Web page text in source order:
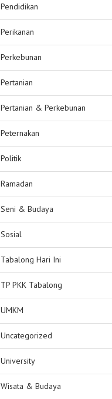
Pendidikan
Perikanan
Perkebunan
Pertanian
Pertanian & Perkebunan
Peternakan
Politik
Ramadan
Seni & Budaya
Sosial
Tabalong Hari Ini
TP PKK Tabalong
UMKM
Uncategorized
University
Wisata & Budaya